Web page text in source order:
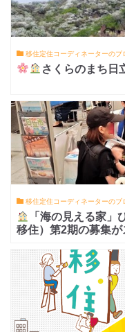
移住定住コーディネーターのブ
さくらのまち日
移住定住コーディネーターのブ
「海の見える家」
移住）第2期の募集が